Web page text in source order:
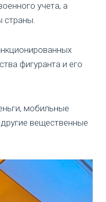
учета, а
страны.
фигуранта и его
мобильные
вещественные